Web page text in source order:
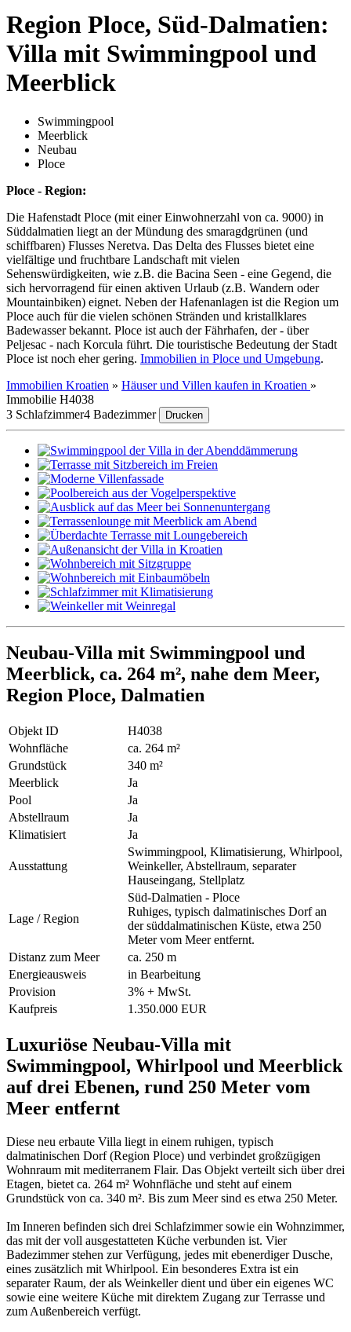
Region Ploce, Süd-Dalmatien:
Villa mit Swimmingpool und
Meerblick
Swimmingpool
Meerblick
Neubau
Ploce
Ploce - Region:
Die Hafenstadt Ploce (mit einer Einwohnerzahl von ca. 9000) in
Süddalmatien liegt an der Mündung des smaragdgrünen (und
schiffbaren) Flusses Neretva. Das Delta des Flusses bietet eine
vielfältige und fruchtbare Landschaft mit vielen
Sehenswürdigkeiten, wie z.B. die Bacina Seen - eine Gegend, die
sich hervorragend für einen aktiven Urlaub (z.B. Wandern oder
Mountainbiken) eignet. Neben der Hafenanlagen ist die Region um
Ploce auch für die vielen schönen Stränden und kristallklares
Badewasser bekannt. Ploce ist auch der Fährhafen, der - über
Peljesac - nach Korcula führt. Die touristische Bedeutung der Stadt
Ploce ist noch eher gering. Immobilien in Ploce und Umgebung.
Immobilien Kroatien » Häuser und Villen kaufen in Kroatien »
Immobilie H4038
3 Schlafzimmer4 Badezimmer Drucken
Neubau-Villa mit Swimmingpool und
Meerblick, ca. 264 m², nahe dem Meer,
Region Ploce, Dalmatien
Objekt ID
H4038
Wohnfläche
ca. 264 m²
Grundstück
340 m²
Meerblick
Ja
Pool
Ja
Abstellraum
Ja
Klimatisiert
Ja
Ausstattung
Swimmingpool, Klimatisierung, Whirlpool,
Weinkeller, Abstellraum, separater
Hauseingang, Stellplatz
Lage / Region
Süd-Dalmatien - Ploce
Ruhiges, typisch dalmatinisches Dorf an
der süddalmatinischen Küste, etwa 250
Meter vom Meer entfernt.
Distanz zum Meer
ca. 250 m
Energieausweis
in Bearbeitung
Provision
3% + MwSt.
Kaufpreis
1.350.000 EUR
Luxuriöse Neubau-Villa mit
Swimmingpool, Whirlpool und Meerblick
auf drei Ebenen, rund 250 Meter vom
Meer entfernt
Diese neu erbaute Villa liegt in einem ruhigen, typisch
dalmatinischen Dorf (Region Ploce) und verbindet großzügigen
Wohnraum mit mediterranem Flair. Das Objekt verteilt sich über drei
Etagen, bietet ca. 264 m² Wohnfläche und steht auf einem
Grundstück von ca. 340 m². Bis zum Meer sind es etwa 250 Meter.
Im Inneren befinden sich drei Schlafzimmer sowie ein Wohnzimmer,
das mit der voll ausgestatteten Küche verbunden ist. Vier
Badezimmer stehen zur Verfügung, jedes mit ebenerdiger Dusche,
eines zusätzlich mit Whirlpool. Ein besonderes Extra ist ein
separater Raum, der als Weinkeller dient und über ein eigenes WC
sowie eine weitere Küche mit direktem Zugang zur Terrasse und
zum Außenbereich verfügt.